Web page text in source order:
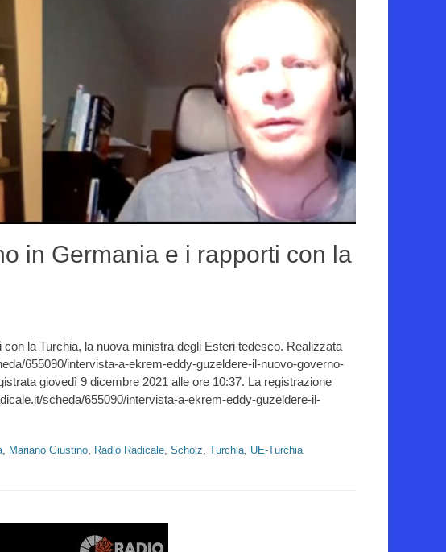
in Germania e i rapporti con la
la Turchia, la nuova ministra degli Esteri tedesco. Realizzata
655090/intervista-a-ekrem-eddy-guzeldere-il-nuovo-governo-
giovedì 9 dicembre 2021 alle ore 10:37. La registrazione
scheda/655090/intervista-a-ekrem-eddy-guzeldere-il-
, Mariano Giustino, Radio Radicale, Scholz, Turchia, UE-Turchia